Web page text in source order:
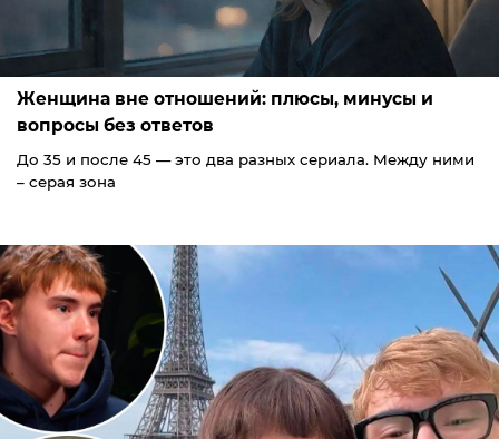
Женщина вне отношений: плюсы, минусы и
вопросы без ответов
До 35 и после 45 — это два разных сериала. Между ними
– серая зона